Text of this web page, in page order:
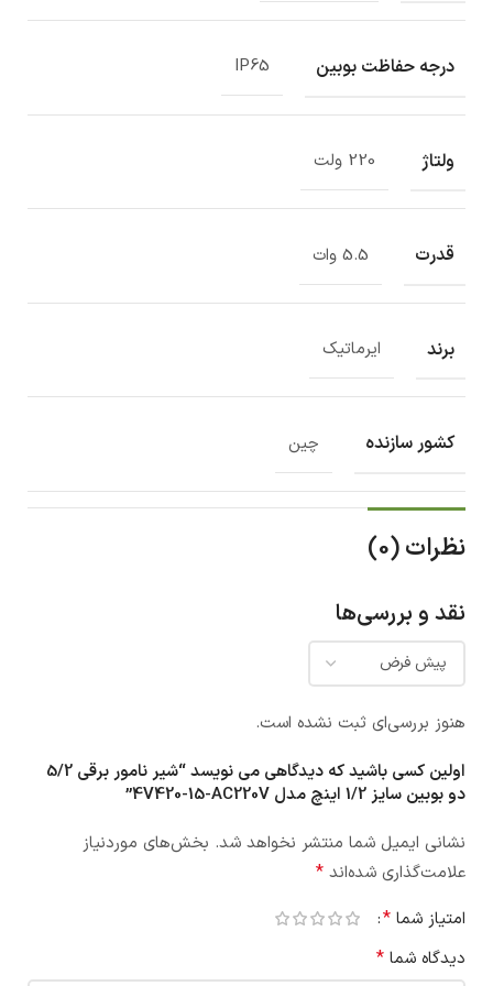
درجه حفاظت بوبین IP65
ولتاژ 220 ولت
قدرت 5.5 وات
برند ایرماتیک
کشور سازنده چین
نظرات (0)
نقد و بررسی‌ها
هنوز بررسی‌ای ثبت نشده است.
اولین کسی باشید که دیدگاهی می نویسد “شیر نامور برقی 5/2
دو بوبین سایز 1/2 اینچ مدل 4V420-15-AC220V”
نشانی ایمیل شما منتشر نخواهد شد. بخش‌های موردنیاز
علامت‌گذاری شده‌اند *
امتیاز شما *
دیدگاه شما *